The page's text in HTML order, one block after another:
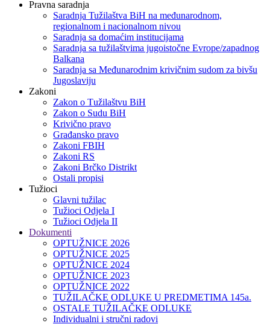
Pravna saradnja
Saradnja Tužilaštva BiH na međunarodnom,
regionalnom i nacionalnom nivou
Saradnja sa domaćim institucijama
Saradnja sa tužilaštvima jugoistočne Evrope/zapadnog
Balkana
Saradnja sa Međunarodnim krivičnim sudom za bivšu
Jugoslaviju
Zakoni
Zakon o Тužilaštvu BiH
Zakon o Sudu BiH
Krivično pravo
Građansko pravo
Zakoni FBIH
Zakoni RS
Zakoni Brčko Distrikt
Ostali propisi
Tužioci
Glavni tužilac
Tužioci Odjela I
Tužioci Odjela II
Dokumenti
OPTUŽNICE 2026
OPTUŽNICE 2025
OPTUŽNICE 2024
OPTUŽNICE 2023
OPTUŽNICE 2022
TUŽILAČKE ODLUKE U PREDMETIMA 145a.
OSTALE TUŽILAČKE ODLUKE
Individualni i stručni radovi